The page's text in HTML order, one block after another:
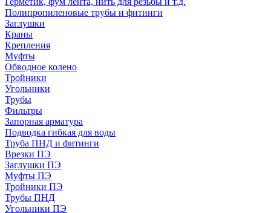
Полипропиленовые трубы и фитинги
Заглушки
Краны
Крепления
Муфты
Обводное колено
Тройники
Угольники
Трубы
Фильтры
Запорная арматура
Подводка гибкая для воды
Труба ПНД и фитинги
Врезки ПЭ
Заглушки ПЭ
Муфты ПЭ
Тройники ПЭ
Трубы ПНД
Угольники ПЭ